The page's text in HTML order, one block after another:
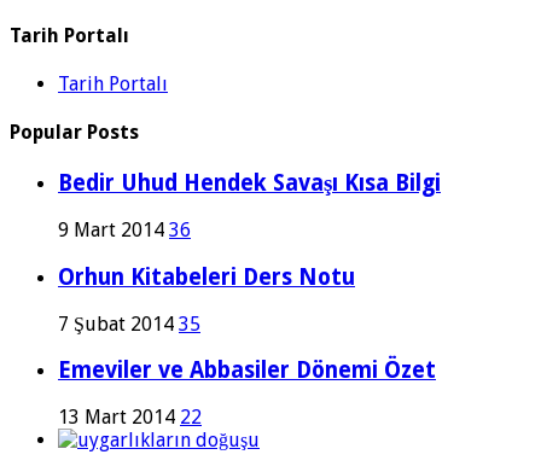
Tarih Portalı
Tarih Portalı
Popular Posts
Bedir Uhud Hendek Savaşı Kısa Bilgi
9 Mart 2014 36
Orhun Kitabeleri Ders Notu
7 Şubat 2014 35
Emeviler ve Abbasiler Dönemi Özet
13 Mart 2014 22